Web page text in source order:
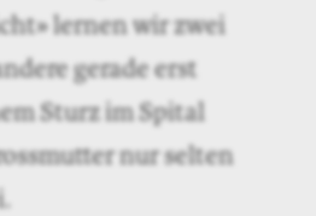
lernen wir zwei
gerade erst
Sturz im Spital
nur selten